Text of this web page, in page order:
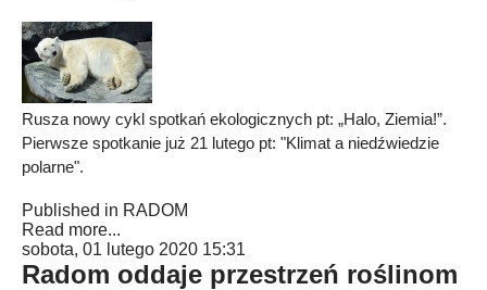
Rusza nowy cykl spotkań ekologicznych pt: „Halo, Ziemia!”.
Pierwsze spotkanie już 21 lutego pt: "Klimat a niedźwiedzie
polarne".
Published in RADOM
Read more...
sobota, 01 lutego 2020 15:31
Radom oddaje przestrzeń roślinom